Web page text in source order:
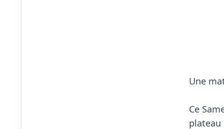
Une
Ce
plateau